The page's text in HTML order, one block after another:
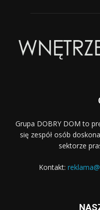
Grupa DOBRY DOM to
się zespół osób
sektorze
Kontakt: